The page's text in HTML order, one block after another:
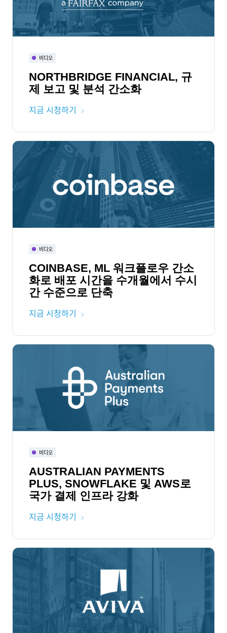
비디오
NORTHBRIDGE FINANCIAL, 규
제 보고 및 분석 간소화
지금 시청하기
비디오
COINBASE, ML 워크플로우 간소
화로 배포 시간을 수개월에서 수시
간 수준으로 단축
지금 시청하기
비디오
AUSTRALIAN PAYMENTS
PLUS, SNOWFLAKE 및 AWS로
국가 결제 인프라 강화
지금 시청하기